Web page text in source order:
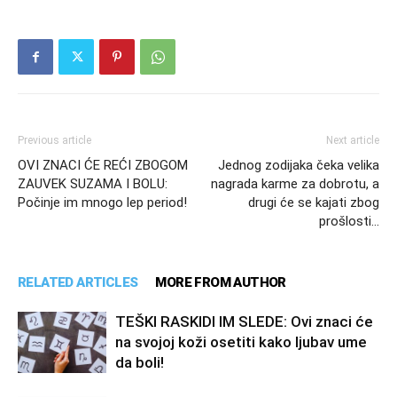
Previous article
OVI ZNACI ĆE REĆI ZBOGOM
ZAUVEK SUZAMA I BOLU:
Počinje im mnogo lep period!
Next article
Jednog zodijaka čeka velika
nagrada karme za dobrotu, a
drugi će se kajati zbog
prošlosti…
RELATED ARTICLES MORE FROM AUTHOR
TEŠKI RASKIDI IM SLEDE: Ovi znaci će
na svojoj koži osetiti kako ljubav ume
da boli!